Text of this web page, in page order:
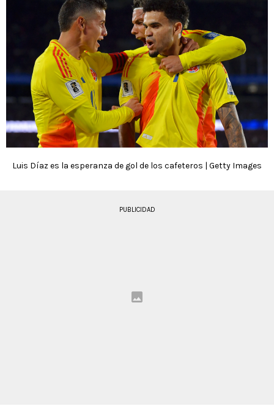
Luis Díaz es la esperanza de gol de los cafeteros | Getty Images
PUBLICIDAD